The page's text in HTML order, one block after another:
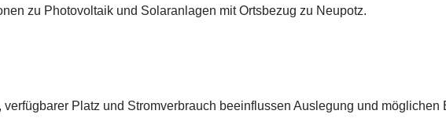
zu Photovoltaik und Solaranlagen mit Ortsbezug zu Neupotz.
Platz und Stromverbrauch beeinflussen Auslegung und möglichen